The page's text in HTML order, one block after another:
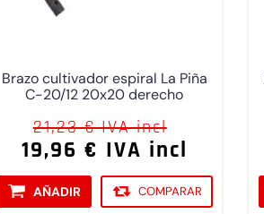
Brazo cultivador espiral La Piña
C-20/12 20x20 derecho
21,23 € IVA incl
19,96 € IVA incl
AÑADIR COMPARAR